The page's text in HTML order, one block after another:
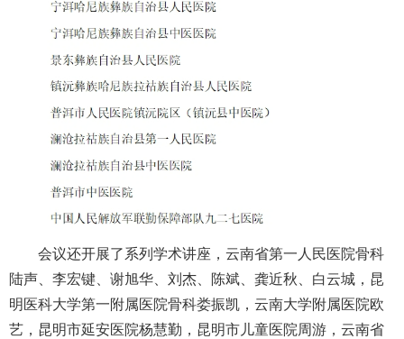
会议还开展了系列学术讲座，云南省第一人民医院骨科
陆声、李宏键、谢旭华、刘杰、陈斌、龚近秋、白云城，昆
明医科大学第一附属医院骨科娄振凯，云南大学附属医院欧
艺，昆明市延安医院杨慧勤，昆明市儿童医院周游，云南省